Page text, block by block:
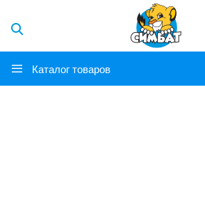
Каталог товаров